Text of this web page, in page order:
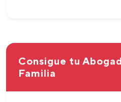
Consigue tu
Familia